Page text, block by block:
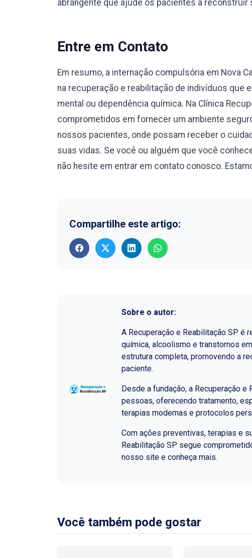
abrangente que ajude os pacientes a
Entre em Contato
Em resumo, a internação compulsória em Nova
na recuperação e reabilitação de indivíduos que
mental ou dependência química. Na Clínica
comprometidos em fornecer um ambiente
nossos pacientes, onde possam receber o
suas vidas. Se você ou alguém que você
não hesite em entrar em contato conosco.
Compartilhe este artigo:
Sobre o autor:
A Recuperação e Reabilitação SP é
química, alcoolismo e transtornos
estrutura completa, promovendo a
paciente.
Desde a fundação, a Recuperação
pessoas, oferecendo tratamento,
terapias modernas e protocolos
Com ações preventivas, terapias e
Reabilitação SP segue
nosso site e conheça mais.
Você também pode gostar